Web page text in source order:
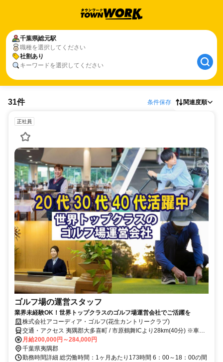
千葉県総元駅
職種を選択してください
社割あり
キーワードを選択してください
31件 条件保存 関連度順
正社員
ゴルフ場の運営スタッフ
業界未経験OK！世界トップクラスのゴルフ場運営会社でご活躍を
株式会社アコーディア・ゴルフ(花生カントリークラブ)
交通・アクセス 夷隅郡大多喜町 / 市原鶴舞ICより28km(40分) ※車・
バイク通勤OK
月給200,000円～284,000円
千葉県夷隅郡
勤務時間詳細 総労働時間：1ヶ月あたり173時間 6：00～18：00の間